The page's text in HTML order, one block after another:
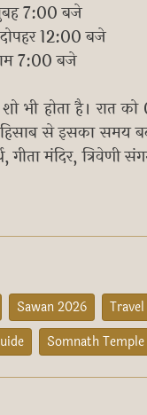
7:00 बजे
12:00 बजे
7:00 बजे
शो भी होता है।
से इसका समय
गीता मंदिर,
Sawan 2026
Somnath